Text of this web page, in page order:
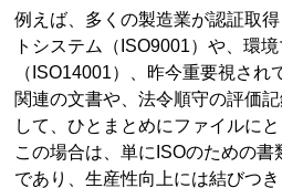
例えば、多くの製造業が認証取
トシステム（ISO9001）や、環
（ISO14001）、昨今重要視され
関連の文書や、法令順守の評価
して、ひとまとめにファイルに
この場合は、単にISOのための
であり、生産性向上には結びつ